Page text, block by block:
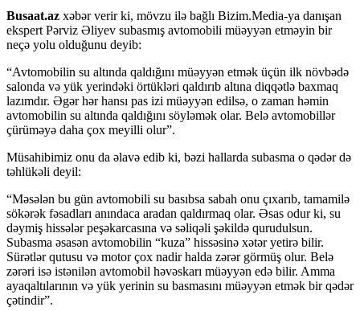
Busaat.az xəbər verir ki, mövzu ilə bağlı Bizim.Media-ya danışan
ekspert Pərviz Əliyev subasmış avtomobili müəyyən etməyin bir
neçə yolu olduğunu deyib:
“Avtomobilin su altında qaldığını müəyyən etmək üçün ilk növbədə
salonda və yük yerindəki örtükləri qaldırıb altına diqqətlə baxmaq
lazımdır. Əgər hər hansı pas izi müəyyən edilsə, o zaman həmin
avtomobilin su altında qaldığını söyləmək olar. Belə avtomobillər
çürüməyə daha çox meyilli olur”.
Müsahibimiz onu da əlavə edib ki, bəzi hallarda subasma o qədər də
təhlükəli deyil:
“Məsələn bu gün avtomobili su basıbsa sabah onu çıxarıb, tamamilə
sökərək fəsadları anındaca aradan qaldırmaq olar. Əsas odur ki, su
dəymiş hissələr peşəkarcasına və səliqəli şəkildə qurudulsun.
Subasma əsasən avtomobilin “kuza” hissəsinə xətər yetirə bilir.
Sürətlər qutusu və motor çox nadir halda zərər görmüş olur. Belə
zərəri isə istənilən avtomobil həvəskarı müəyyən edə bilir. Amma
ayaqaltılarının və yük yerinin su basmasını müəyyən etmək bir qədər
çətindir”.